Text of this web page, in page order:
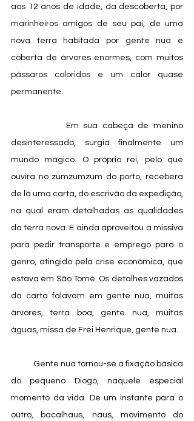
aos 12 anos de idade, da descoberta, por
marinheiros amigos de seu pai, de uma
nova terra habitada por gente nua e
coberta de árvores enormes, com muitos
pássaros coloridos e um calor quase
permanente.
desinteressado, surgia finalmente um
mundo mágico. O próprio rei, pelo que
ouvira no zumzumzum do porto, recebera
de lá uma carta, do escrivão da expedição,
na qual eram detalhadas as qualidades
da terra nova. E ainda aproveitou a missiva
para pedir transporte e emprego para o
genro, atingido pela crise econômica, que
estava em São Tomé. Os detalhes vazados
da carta falavam em gente nua, muitas
árvores, terra boa, gente nua, muitas
águas, missa de Frei Henrique, gente nua…
do pequeno Diogo, naquele especial
momento da vida. De um instante para o
outro, bacalhaus, naus, movimento do